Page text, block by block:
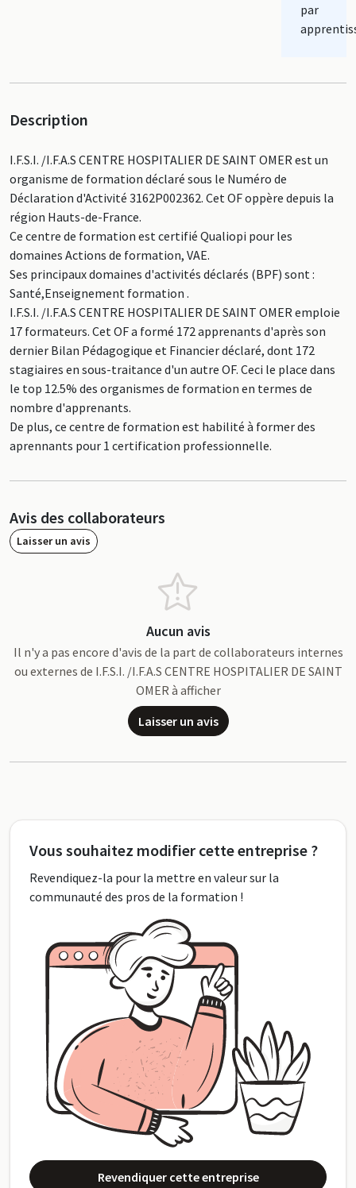
par
Description
I.F.S.I. /I.F.A.S CENTRE HOSPITALIER DE SAINT OMER est un
organisme de formation déclaré sous le Numéro de
Déclaration d'Activité 3162P002362. Cet OF oppère depuis la
région Hauts-de-France.
Ce centre de formation est certifié Qualiopi pour les
domaines Actions de formation, VAE.
Ses principaux domaines d'activités déclarés (BPF) sont :
Santé,Enseignement formation .
I.F.S.I. /I.F.A.S CENTRE HOSPITALIER DE SAINT OMER emploie
17 formateurs. Cet OF a formé 172 apprenants d'après son
dernier Bilan Pédagogique et Financier déclaré, dont 172
stagiaires en sous-traitance d'un autre OF. Ceci le place dans
le top 12.5% des organismes de formation en termes de
nombre d'apprenants.
De plus, ce centre de formation est habilité à former des
aprennants pour 1 certification professionnelle.
Avis des collaborateurs
Laisser un avis
Aucun avis
Il n'y a pas encore d'avis de la part de collaborateurs internes
ou externes de I.F.S.I. /I.F.A.S CENTRE HOSPITALIER DE SAINT
OMER à afficher
Laisser un avis
Vous souhaitez modifier cette entreprise ?
Revendiquez-la pour la mettre en valeur sur la
communauté des pros de la formation !
Revendiquer cette entreprise